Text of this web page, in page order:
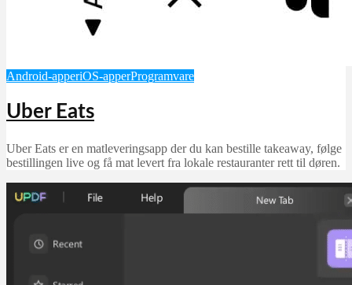
Android-apperiOS-apperProgramvare
Uber Eats
Uber Eats er en matleveringsapp der du kan bestille takeaway, følge
bestillingen live og få mat levert fra lokale restauranter rett til døren.